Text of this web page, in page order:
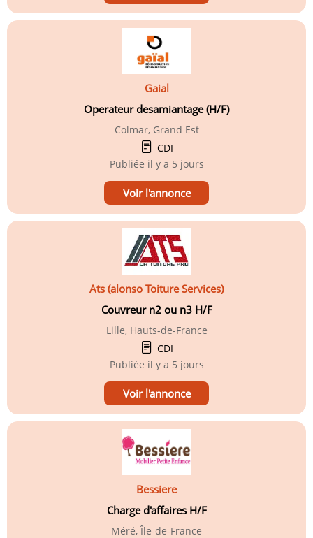
Gaial
Operateur desamiantage (H/F)
Colmar, Grand Est
CDI
Publiée il y a 5 jours
Voir l'annonce
Ats (alonso Toiture Services)
Couvreur n2 ou n3 H/F
Lille, Hauts-de-France
CDI
Publiée il y a 5 jours
Voir l'annonce
Bessiere
Charge d'affaires H/F
Méré, Île-de-France